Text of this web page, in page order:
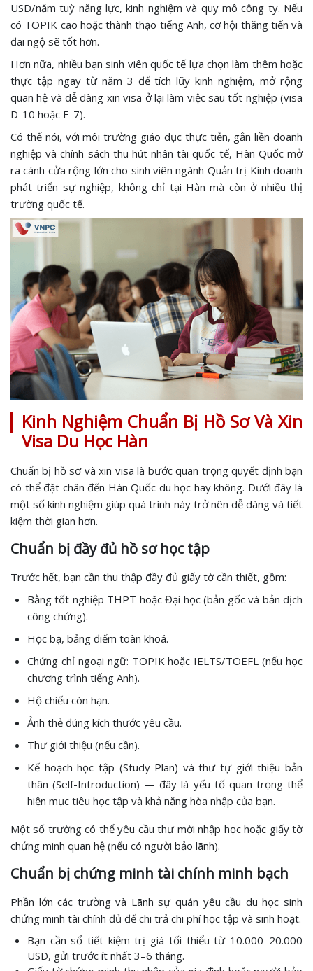
USD/năm tuỳ năng lực, kinh nghiệm và quy mô công ty. Nếu
có TOPIK cao hoặc thành thạo tiếng Anh, cơ hội thăng tiến và
đãi ngộ sẽ tốt hơn.
Hơn nữa, nhiều bạn sinh viên quốc tế lựa chọn làm thêm hoặc
thực tập ngay từ năm 3 để tích lũy kinh nghiệm, mở rộng
quan hệ và dễ dàng xin visa ở lại làm việc sau tốt nghiệp (visa
D-10 hoặc E-7).
Có thể nói, với môi trường giáo dục thực tiễn, gắn liền doanh
nghiệp và chính sách thu hút nhân tài quốc tế, Hàn Quốc mở
ra cánh cửa rộng lớn cho sinh viên ngành Quản trị Kinh doanh
phát triển sự nghiệp, không chỉ tại Hàn mà còn ở nhiều thị
trường quốc tế.
Kinh Nghiệm Chuẩn Bị Hồ Sơ Và Xin
Visa Du Học Hàn
Chuẩn bị hồ sơ và xin visa là bước quan trọng quyết định bạn
có thể đặt chân đến Hàn Quốc du học hay không. Dưới đây là
một số kinh nghiệm giúp quá trình này trở nên dễ dàng và tiết
kiệm thời gian hơn.
Chuẩn bị đầy đủ hồ sơ học tập
Trước hết, bạn cần thu thập đầy đủ giấy tờ cần thiết, gồm:
Bằng tốt nghiệp THPT hoặc Đại học (bản gốc và bản dịch
công chứng).
Học bạ, bảng điểm toàn khoá.
Chứng chỉ ngoại ngữ: TOPIK hoặc IELTS/TOEFL (nếu học
chương trình tiếng Anh).
Hộ chiếu còn hạn.
Ảnh thẻ đúng kích thước yêu cầu.
Thư giới thiệu (nếu cần).
Kế hoạch học tập (Study Plan) và thư tự giới thiệu bản
thân (Self-Introduction) — đây là yếu tố quan trọng thể
hiện mục tiêu học tập và khả năng hòa nhập của bạn.
Một số trường có thể yêu cầu thư mời nhập học hoặc giấy tờ
chứng minh quan hệ (nếu có người bảo lãnh).
Chuẩn bị chứng minh tài chính minh bạch
Phần lớn các trường và Lãnh sự quán yêu cầu du học sinh
chứng minh tài chính đủ để chi trả chi phí học tập và sinh hoạt.
Bạn cần sổ tiết kiệm trị giá tối thiểu từ 10.000–20.000
USD, gửi trước ít nhất 3–6 tháng.